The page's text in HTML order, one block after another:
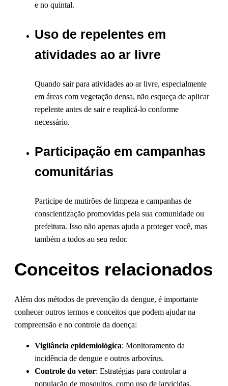
e no quintal.
Uso de repelentes em
atividades ao ar livre
Quando sair para atividades ao ar livre, especialmente
em áreas com vegetação densa, não esqueça de aplicar
repelente antes de sair e reaplicá-lo conforme
necessário.
Participação em campanhas
comunitárias
Participe de mutirões de limpeza e campanhas de
conscientização promovidas pela sua comunidade ou
prefeitura. Isso não apenas ajuda a proteger você, mas
também a todos ao seu redor.
Conceitos relacionados
Além dos métodos de prevenção da dengue, é importante
conhecer outros termos e conceitos que podem ajudar na
compreensão e no controle da doença:
Vigilância epidemiológica: Monitoramento da
incidência de dengue e outros arbovírus.
Controle do vetor: Estratégias para controlar a
população de mosquitos, como uso de larvicidas.